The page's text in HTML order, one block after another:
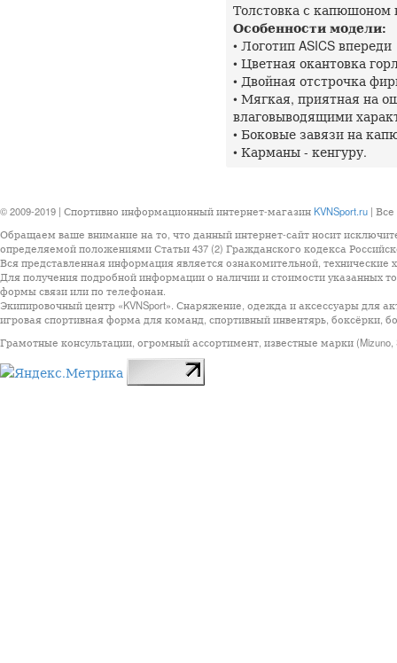
Толстовка с капюшоном
Особенности модели:
• Логотип ASICS впереди
• Цветная окантовка
• Двойная отстрочка
• Мягкая, приятная на
влаговыводящими
• Боковые завязи на
• Карманы - кенгуру.
© 2009-2019 | Спортивно информационный интернет-магазин KVNSport.ru |
Обращаем ваше внимание на то, что данный интернет-сайт носит
определяемой положениями Статьи 437 (2) Гражданского кодекса
Вся представленная информация является ознакомительной, технические
Для получения подробной информации о наличии и стоимости указанных
формы связи или по телефонан.
Экипировочный центр «KVNSport». Снаряжение, одежда и аксессуары для
игровая спортивная форма для команд, спортивный инвентярь, боксёрки,
Грамотные консультации, огромный ассортимент, известные марки (Mizuno,